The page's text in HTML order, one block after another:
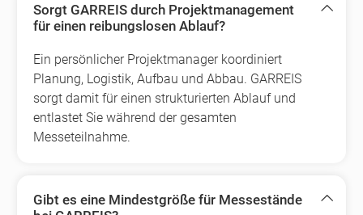
Sorgt GARREIS durch Projektmanagement
für einen reibungslosen Ablauf?
Ein persönlicher Projektmanager koordiniert
Planung, Logistik, Aufbau und Abbau. GARREIS
sorgt damit für einen strukturierten Ablauf und
entlastet Sie während der gesamten
Messeteilnahme.
Gibt es eine Mindestgröße für Messestände